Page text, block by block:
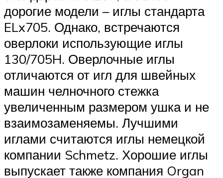
дорогие модели – иглы стандарта
ELx705. Однако, встречаются
оверлоки использующие иглы
130/705H. Оверлочные иглы
отличаются от игл для швейных
машин челночного стежка
увеличенным размером ушка и не
взаимозаменяемы. Лучшими
иглами считаются иглы немецкой
компании Schmetz. Хорошие иглы
выпускает также компания Organ